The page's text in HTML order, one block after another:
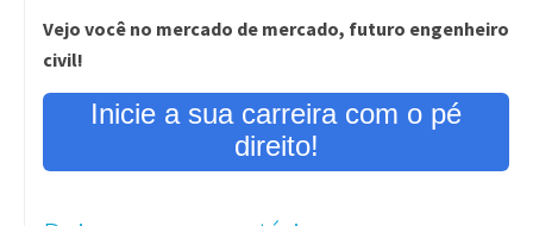
Vejo você no mercado de mercado, futuro engenheiro
civil!
Inicie a sua carreira com o pé
direito!